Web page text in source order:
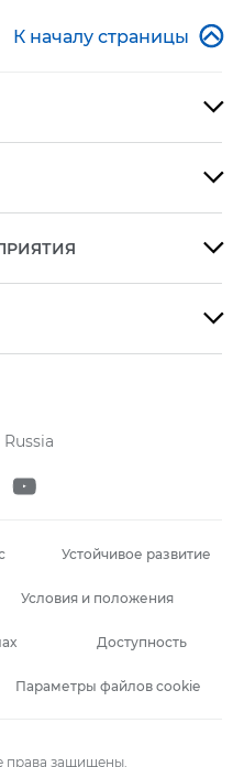
К началу страницы 





Устойчивое развитие
Условия и положения
Доступность
Параметры файлов cookie
права защищены.